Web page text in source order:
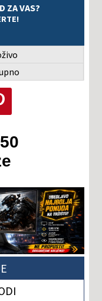
ZA VAS?
Podeli na Pinterest-u